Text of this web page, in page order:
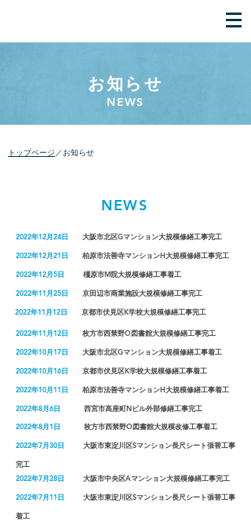
​お知らせ
NEWS
​トップページ ／お知らせ
NEWS
2022年12月24日 大阪市北区Gマンション大規模修繕工事完工
2022年12月21日 柏原市法善寺マンションH大規模修繕工事完工
2022年12月5日 橿原市M院大規模修繕工事着工
2022年11月25日 京田辺市商業施設大規模修繕工事完工
2022年11月12日 京都市伏見区K学校大規模修繕工事完工
2022年11月12日 枚方市西禁野O図書館大規模修繕工事完工
2022年10月17日 大阪市北区Gマンション大規模修繕工事着工
2022年10月16日 京都市伏見区K学校大規模修繕工事着工
2022年10月11日 柏原市法善寺マンションH大規模修繕工事着工
2022年8月6日 西宮市高座町Nビル外部修繕工事完工
2022年8月1日 枚方市西禁野O図書館大規模改修工事着工
2022年7月30日 大阪市東淀川区Sマンション長尺シート張替工事
完工
2022年7月28日 大阪市中央区Aマンション大規模修繕工事完工
2022年7月11日 大阪市東淀川区Sマンション長尺シート張替工事
着工